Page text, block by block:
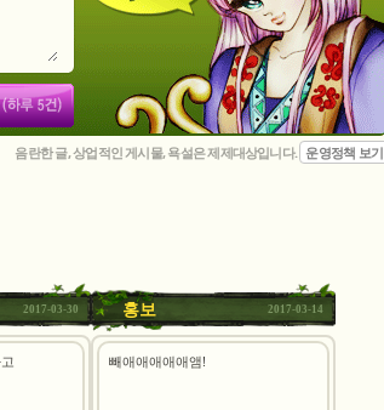
음란한 글, 상업적인 게시물, 욕설은 제제대상입니다. 운영정책 보기
2017-03-30 홍보
빼애애애애애앰!
2017-03-14